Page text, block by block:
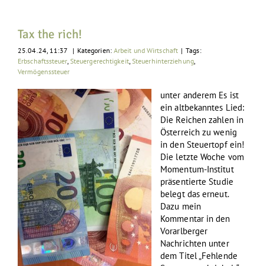
Tax the rich!
25.04.24, 11:37 | Kategorien: Arbeit und Wirtschaft | Tags:
Erbschaftssteuer, Steuergerechtigkeit, Steuerhinterziehung,
Vermögenssteuer
unter anderem Es ist
ein altbekanntes Lied:
Die Reichen zahlen in
Österreich zu wenig
in den Steuertopf ein!
Die letzte Woche vom
Momentum-Institut
präsentierte Studie
belegt das erneut.
Dazu mein
Kommentar in den
Vorarlberger
Nachrichten unter
dem Titel „Fehlende